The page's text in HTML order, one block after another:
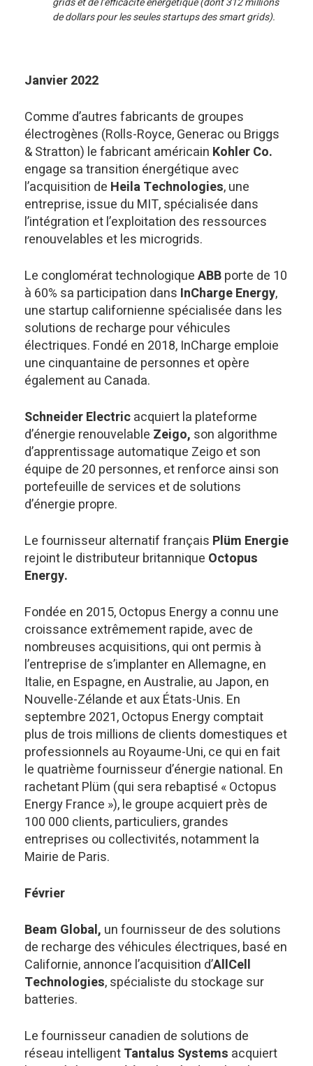
de dollars pour les seules startups des smart grids).
Janvier 2022
Comme d’autres fabricants de groupes
électrogènes (Rolls-Royce, Generac ou Briggs
& Stratton) le fabricant américain Kohler Co.
engage sa transition énergétique avec
l’acquisition de Heila Technologies, une
entreprise, issue du MIT, spécialisée dans
l’intégration et l’exploitation des ressources
renouvelables et les microgrids.
Le conglomérat technologiqueABBporte de 10
à 60% sa participation dans InCharge Energy,
une startup californienne spécialisée dans les
solutions de recharge pour véhicules
électriques. Fondé en 2018, InCharge emploie
une cinquantaine de personnes et opère
également au Canada.
Schneider Electricacquiert la plateforme
d’énergie renouvelable Zeigo, son algorithme
d’apprentissage automatique Zeigo et son
équipe de 20 personnes, et renforce ainsi son
portefeuille de services et de solutions
d’énergie propre.
Le fournisseur alternatif français Plüm Energie
rejoint le distributeur britannique Octopus
Energy.
Fondée en 2015, Octopus Energy a connu une
croissance extrêmement rapide, avec de
nombreuses acquisitions, qui ont permis à
l’entreprise de s’implanter en Allemagne, en
Italie, en Espagne, en Australie, au Japon, en
Nouvelle-Zélande et aux États-Unis. En
septembre 2021, Octopus Energy comptait
plus de trois millions de clients domestiques et
professionnels au Royaume-Uni, ce qui en fait
le quatrième fournisseur d’énergie national. En
rachetant Plüm (qui sera rebaptisé « Octopus
Energy France »), le groupe acquiert près de
100 000 clients, particuliers, grandes
entreprises ou collectivités, notamment la
Mairie de Paris.
Février
Beam Global, un fournisseur de des solutions
de recharge des véhicules électriques, basé en
Californie, annonce l’acquisition d’AllCell
Technologies, spécialiste du stockage sur
batteries.
Le fournisseur canadien de solutions de
réseau intelligentTantalus Systems acquiert